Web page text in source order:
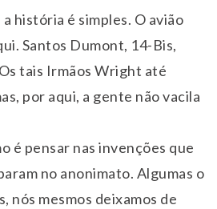
história é simples. O avião
Santos Dumont, 14-Bis,
tais Irmãos Wright até
por aqui, a gente não vacila
é pensar nas invenções que
no anonimato. Algumas o
nós mesmos deixamos de